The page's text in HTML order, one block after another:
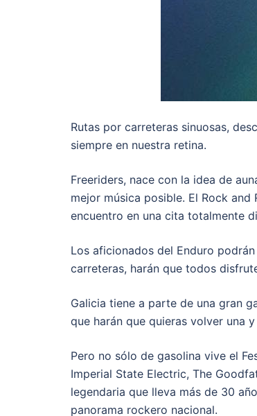
Rutas por carreteras sinuosas,
siempre en nuestra retina.
Freeriders, nace con la idea de
mejor música posible. El Rock
encuentro en una cita totalmente
Los aficionados del Enduro
carreteras, harán que todos
Galicia tiene a parte de una gran
que harán que quieras volver una
Pero no sólo de gasolina vive el
Imperial State Electric, The
legendaria que lleva más de 30
panorama rockero nacional.